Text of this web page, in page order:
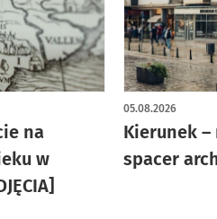
na
w
Kierunek –
spacer
05.08.2026